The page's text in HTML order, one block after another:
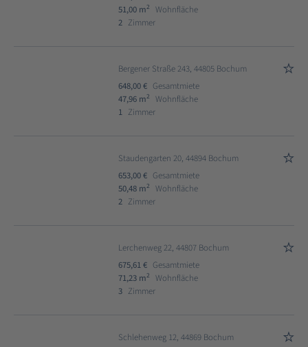
51,00 m2
Wohnfläche
2 Zimmer
Bergener Straße 243, 44805 Bochum
648,00 € Gesamtmiete
47,96 m2
Wohnfläche
1 Zimmer
Staudengarten 20, 44894 Bochum
653,00 € Gesamtmiete
50,48 m2
Wohnfläche
2 Zimmer
Lerchenweg 22, 44807 Bochum
675,61 € Gesamtmiete
71,23 m2
Wohnfläche
3 Zimmer
Schlehenweg 12, 44869 Bochum